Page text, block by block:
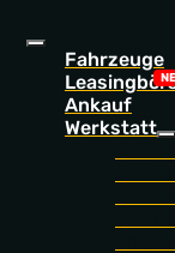
Fahrzeuge
Ankauf
Werkstatt